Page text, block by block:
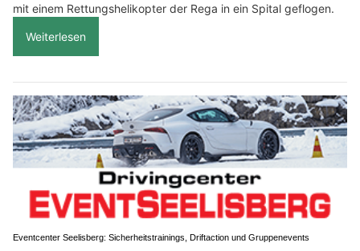
mit einem Rettungshelikopter der Rega in ein Spital geflogen.
Weiterlesen
Eventcenter Seelisberg: Sicherheitstrainings, Driftaction und Gruppenevents